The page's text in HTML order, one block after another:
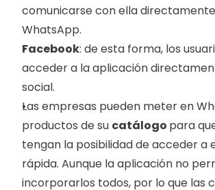
comunicarse con ella
WhatsApp.
Facebook: de esta forma, los
acceder a la aplicación
social.
Las empresas pueden meter en
productos de su catálogo para
tengan la posibilidad de acceder a
rápida. Aunque la aplicación no
incorporarlos todos, por lo que las